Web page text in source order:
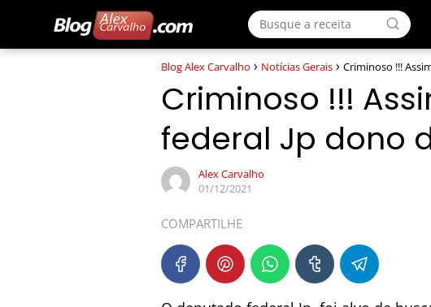
Blog Alex Carvalho Notícias Gerais Criminoso !!!
Criminoso !!!
federal Jp dono
Alex Carvalho
01/12/2021
COMPARTILHE